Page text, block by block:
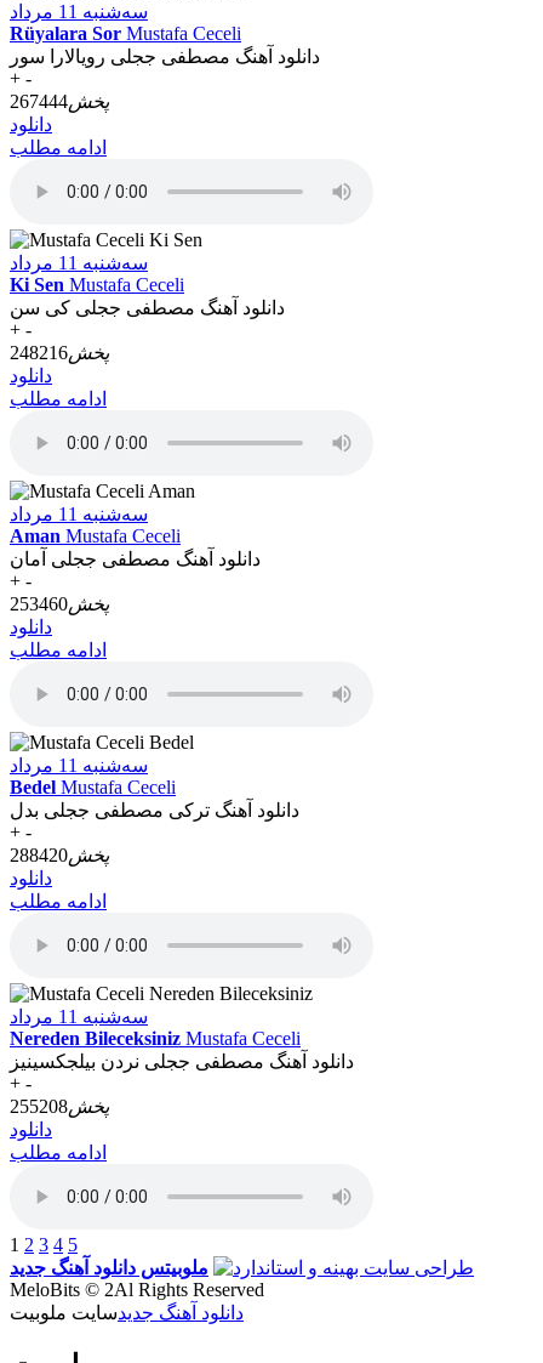
سه‌شنبه 11 مرداد
Rüyalara Sor Mustafa Ceceli
دانلود آهنگ مصطفی ججلی رویالارا سور
+ -
پخش267444
دانلود
ادامه مطلب
سه‌شنبه 11 مرداد
Ki Sen Mustafa Ceceli
دانلود آهنگ مصطفی ججلی کی سن
+ -
پخش248216
دانلود
ادامه مطلب
سه‌شنبه 11 مرداد
Aman Mustafa Ceceli
دانلود آهنگ مصطفی ججلی آمان
+ -
پخش253460
دانلود
ادامه مطلب
سه‌شنبه 11 مرداد
Bedel Mustafa Ceceli
دانلود آهنگ ترکی مصطفی ججلی بدل
+ -
پخش288420
دانلود
ادامه مطلب
سه‌شنبه 11 مرداد
Nereden Bileceksiniz Mustafa Ceceli
دانلود آهنگ مصطفی ججلی نردن بیلجکسینیز
+ -
پخش255208
دانلود
ادامه مطلب
1 2 3 4 5
ملوبیتس دانلود آهنگ جدید
MeloBits © 2Al Rights Reserved
دانلود آهنگ جدیدسایت ملوبیت